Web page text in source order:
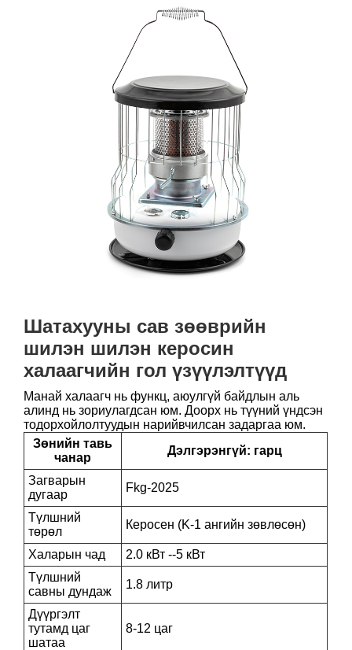
Шатахууны сав зөөврийн
шилэн шилэн керосин
халаагчийн гол үзүүлэлтүүд
Манай халаагч нь функц, аюулгүй байдлын аль
алинд нь зориулагдсан юм. Доорх нь түүний үндсэн
тодорхойлолтуудын нарийвчилсан задаргаа юм.
Зөнийн тавь
чанар
Дэлгэрэнгүй: гарц
Загварын
дугаар
Fkg-2025
Түлшний
төрөл
Керосен (K-1 ангийн зөвлөсөн)
Халарын чад
2.0 кВт --5 кВт
Түлшний
савны дундаж
1.8 литр
Дүүргэлт
тутамд цаг
шатаа
8-12 цаг